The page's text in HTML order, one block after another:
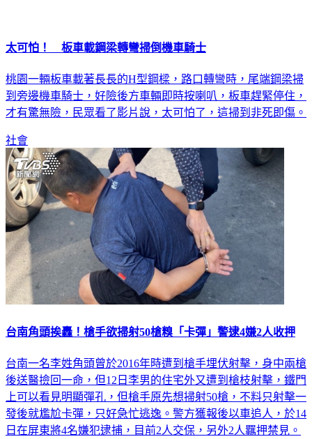
太可怕！ 板車載鋼梁轉彎掃倒機車騎士
桃園一輛板車載著長長的H型鋼樑，路口轉彎時，尾端鋼梁掃
到旁邊機車騎士，好險後方車輛即時按喇叭，板車趕緊停住，
才有驚無險，民眾看了影片說，太可怕了，這掃到非死即傷。
社會
台南角頭挨轟！槍手欲掃射50槍糗「卡彈」警逮4嫌2人收押
台南一名李姓角頭曾於2016年時遭到槍手埋伏射擊，身中兩槍
後送醫撿回一命，但12日李男的住宅外又遭到槍枝射擊，鐵門
上可以看見明顯彈孔，但槍手原先想掃射50槍，不料只射擊一
發後就尷尬卡彈，只好急忙逃逸。警方獲報後以車追人，於14
日在屏東將4名嫌犯逮捕，目前2人交保，另外2人羈押禁見。